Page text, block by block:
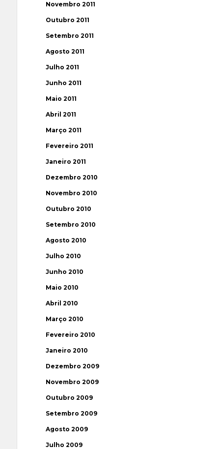
Novembro 2011
Outubro 2011
Setembro 2011
Agosto 2011
Julho 2011
Junho 2011
Maio 2011
Abril 2011
Março 2011
Fevereiro 2011
Janeiro 2011
Dezembro 2010
Novembro 2010
Outubro 2010
Setembro 2010
Agosto 2010
Julho 2010
Junho 2010
Maio 2010
Abril 2010
Março 2010
Fevereiro 2010
Janeiro 2010
Dezembro 2009
Novembro 2009
Outubro 2009
Setembro 2009
Agosto 2009
Julho 2009